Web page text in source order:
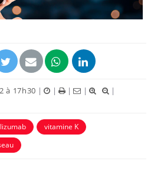
à 17h30 | | | |
|
vitamine K